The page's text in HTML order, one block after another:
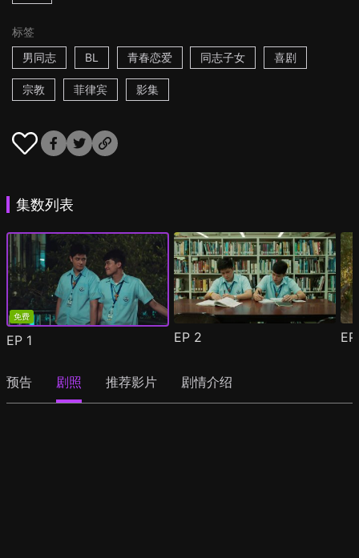
标签
男同志
BL 青春恋爱 同志子女 喜剧
宗教 菲律宾 影集
集数列表
免费
EP 1 EP 2
预告 剧照 推荐影片 剧情介绍